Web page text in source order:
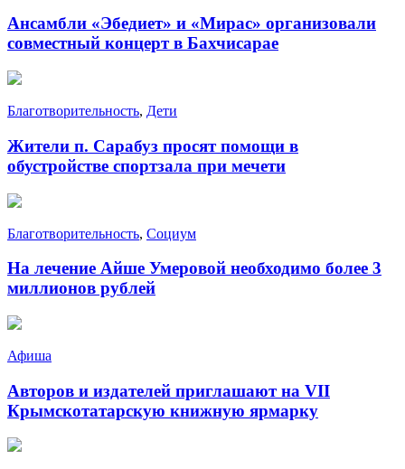
Ансамбли «Эбедиет» и «Мирас» организовали
совместный концерт в Бахчисарае
Благотворительность, Дети
Жители п. Сарабуз просят помощи в
обустройстве спортзала при мечети
Благотворительность, Социум
На лечение Айше Умеровой необходимо более 3
миллионов рублей
Афиша
Авторов и издателей приглашают на VII
Крымскотатарскую книжную ярмарку